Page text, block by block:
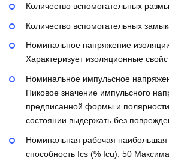
Количество вспомогательных
Количество вспомогательных
Номинальное напряжение
Характеризует изоляционные
Номинальное импульсное
Пиковое значение импульсного
предписанной формы и
состоянии выдержать без
Номинальная рабочая
способность Ics (% Icu): 50